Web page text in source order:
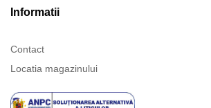
Informatii
Contact
Locatia magazinului